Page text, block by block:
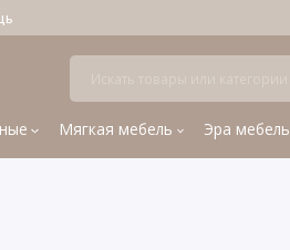
Мягкая мебель Эра мебель